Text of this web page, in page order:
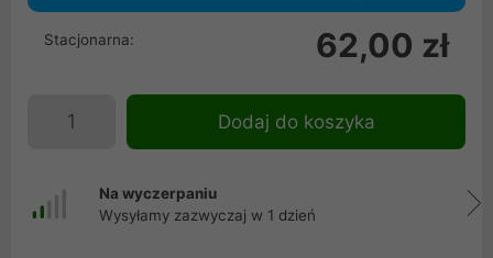
Stacjonarna: 62,00 zł
Dodaj do koszyka
Na wyczerpaniu
Wysyłamy zazwyczaj w 1 dzień